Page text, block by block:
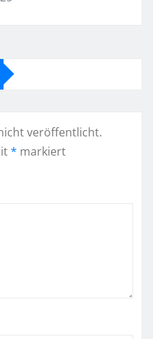
veröffentlicht.
* markiert